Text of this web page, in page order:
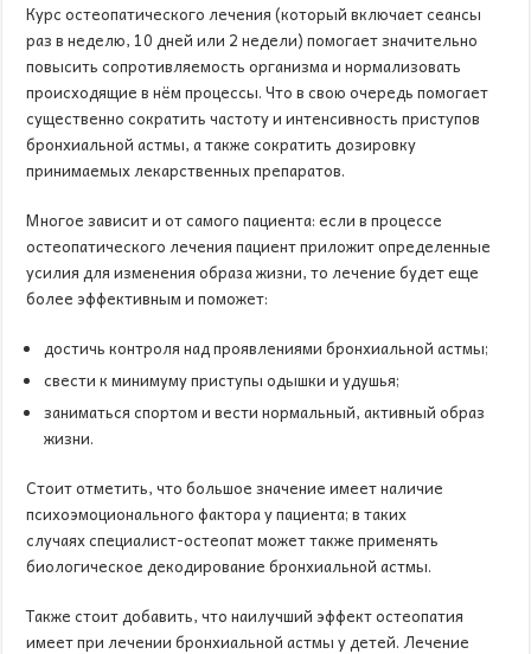
Курс остеопатического лечения (который включает сеансы
раз в неделю, 10 дней или 2 недели) помогает значительно
повысить сопротивляемость организма и нормализовать
происходящие в нём процессы. Что в свою очередь помогает
существенно сократить частоту и интенсивность приступов
бронхиальной астмы, а также сократить дозировку
принимаемых лекарственных препаратов.
Многое зависит и от самого пациента: если в процессе
остеопатического лечения пациент приложит определенные
усилия для изменения образа жизни, то лечение будет еще
более эффективным и поможет:
достичь контроля над проявлениями бронхиальной астмы;
свести к минимуму приступы одышки и удушья;
заниматься спортом и вести нормальный, активный образ
жизни.
Стоит отметить, что большое значение имеет наличие
психоэмоционального фактора у пациента; в таких
случаях специалист-остеопат может также применять
биологическое декодирование бронхиальной астмы.
Также стоит добавить, что наилучший эффект остеопатия
имеет при лечении бронхиальной астмы у детей. Лечение